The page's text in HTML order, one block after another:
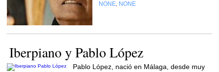
NONE NONE
Iberpiano y Pablo López
Pablo López, nació en Málaga, desde muy